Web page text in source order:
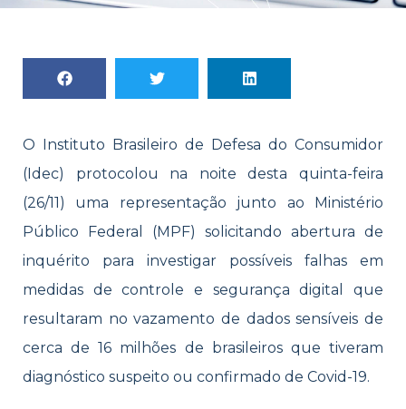
O Instituto Brasileiro de Defesa do Consumidor
(Idec) protocolou na noite desta quinta-feira
(26/11) uma representação junto ao Ministério
Público Federal (MPF) solicitando abertura de
inquérito para investigar possíveis falhas em
medidas de controle e segurança digital que
resultaram no vazamento de dados sensíveis de
cerca de 16 milhões de brasileiros que tiveram
diagnóstico suspeito ou confirmado de Covid-19.